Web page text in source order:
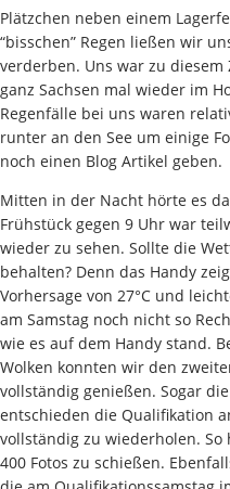
Plätzchen neben einem
“bisschen” Regen ließen wir
verderben. Uns war zu
ganz Sachsen mal wieder im
Regenfälle bei uns waren
runter an den See um einige
noch einen Blog Artikel geben.
Mitten in der Nacht hörte es
Frühstück gegen 9 Uhr war
wieder zu sehen. Sollte die
behalten? Denn das Handy
Vorhersage von 27°C und
am Samstag noch nicht so
wie es auf dem Handy stand.
Wolken konnten wir den
vollständig genießen. Sogar
entschieden die Qualifikation
vollständig zu wiederholen.
400 Fotos zu schießen.